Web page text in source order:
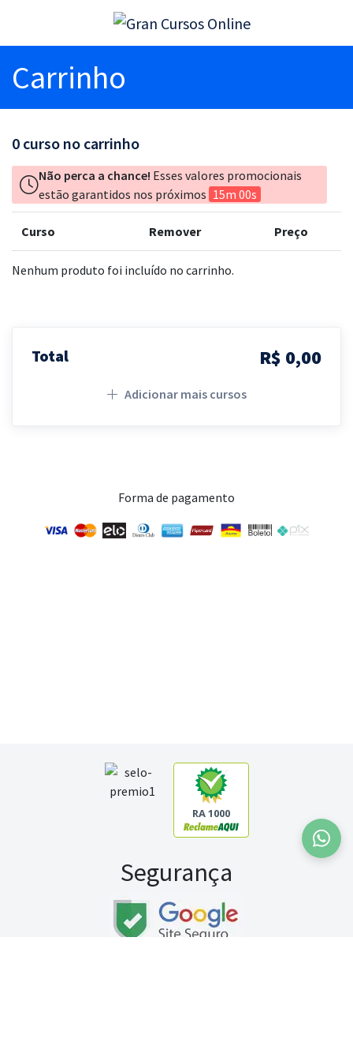
Carrinho
0 curso no carrinho
Não perca a chance! Esses valores promocionais
estão garantidos nos próximos 15m 00s
Curso Remover Preço
Nenhum produto foi incluído no carrinho.
Total R$ 0,00
Adicionar mais cursos
Forma de pagamento
RA 1000
Segurança